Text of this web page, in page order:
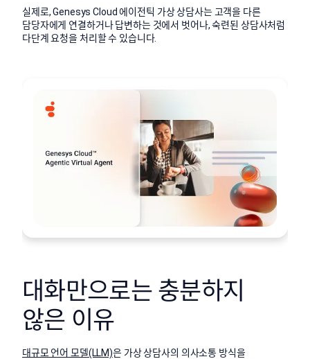
실제로, Genesys Cloud 에이전틱 가상 상담사는 고객을 다른
담당자에게 연결하거나 답변하는 것에서 벗어나, 숙련된 상담사처럼
다단계 요청을 처리할 수 있습니다.
대화만으로는 충분하지
않은 이유
대규모 언어 모델(LLM)은 가상 상담사의 의사소통 방식을